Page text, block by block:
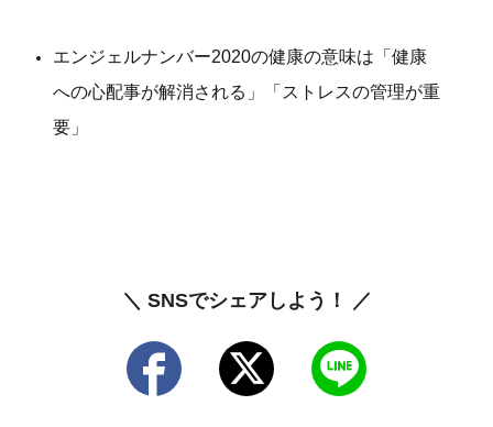
エンジェルナンバー2020の健康の意味は「健康
への心配事が解消される」「ストレスの管理が重
要」
＼ SNSでシェアしよう！ ／